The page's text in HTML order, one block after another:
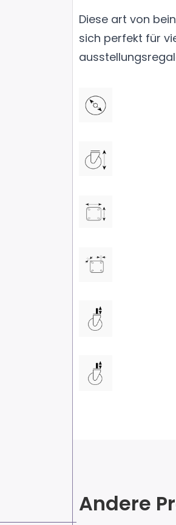
Diese art von
sich perfekt für
Andere